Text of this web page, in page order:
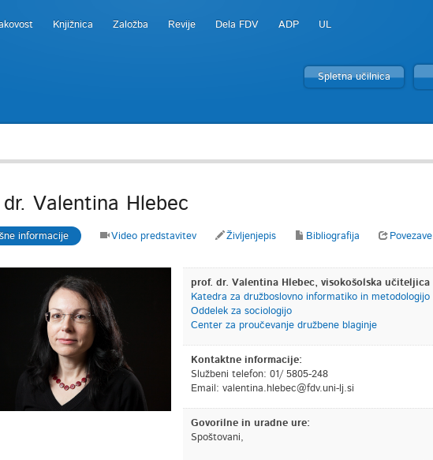
Knjižnica Založba Revije Dela FDV ADP UL
Spletna učilnica
Valentina Hlebec
informacije Video predstavitev Življenjepis Bibliografija Povezave
prof. dr. Valentina Hlebec, visokošolska učiteljica
Katedra za družboslovno informatiko in metodologijo
Oddelek za sociologijo
Center za proučevanje družbene blaginje
Kontaktne informacije:
Službeni telefon: 01/ 5805-248
Email: is.jl-inu.vdf@cebelh.anitnelav
Govorilne in uradne ure:
Spoštovani,